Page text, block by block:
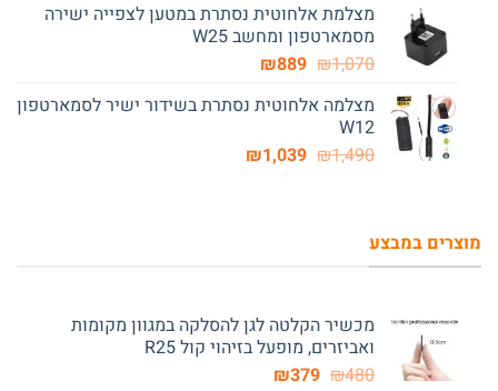
היה:
₪1,730.
הוא:
₪1,299.
מצלמת אלחוטית נסתרת במטען לצפייה ישירה
מסמארטפון ומחשב W25
₪1,070
המחיר
היה:
₪889 המחיר
הוא:
מצלמה אלחוטית נסתרת בשידור ישיר לסמארטפון
W12
₪1,490
המחיר₪1,039
המחיר
מוצרים במבצע
מכשיר הקלטה לגן להסלקה במגוון מקומות
ואביזרים, מופעל בזיהוי קול R25
₪480
המחיר
₪379 המחיר